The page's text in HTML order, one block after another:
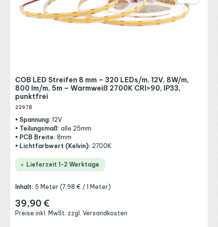
COB LED Streifen 8 mm – 320 LEDs/m, 12V, 8W/m,
800 lm/m, 5m – Warmweiß 2700K CRI>90, IP33,
punktfrei
22978
• Spannung: 12V
• Teilungsmaß: alle 25mm
• PCB Breite: 8mm
• Lichtfarbwert (Kelvin): 2700K
Lieferzeit 1-2 Werktage
Inhalt:5 Meter(7,98 € / 1 Meter)
Regulärer Preis:
39,90 €
Preise inkl. MwSt. zzgl. Versandkosten